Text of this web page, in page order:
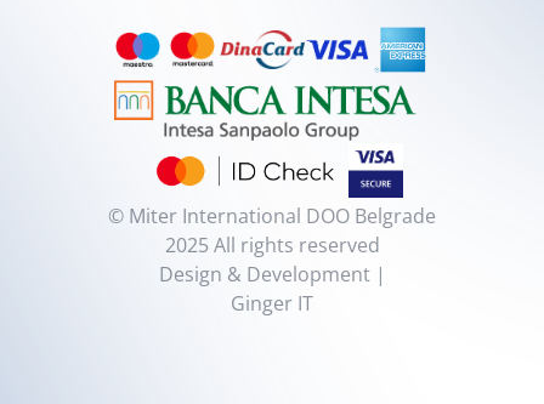
Design & Development |
Ginger IT
© Miter International DOO Belgrade
2025 All rights reserved